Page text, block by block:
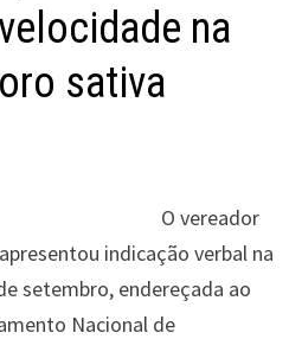
na
sativa
O vereador
indicação verbal na
setembro, endereçada ao
Nacional de